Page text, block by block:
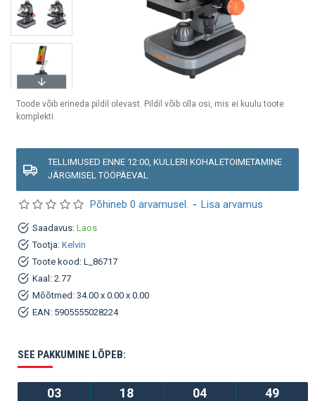
Toode võib erineda pildil olevast. Pildil võib olla osi, mis ei kuulu toote
komplekti.
TELLIMUSED ENNE 12:00, KULLERI KOHALETOIMETAMINE
JÄRGMISEL TÖÖPÄEVAL
Saadavus: Laos
Tootja: Kelvin
Toote kood: L_86717
Kaal: 2.77
Mõõtmed: 34.00 x 0.00 x 0.00
EAN: 5905555028224
Põhineb 0 arvamusel. - Lisa arvamus
SEE PAKKUMINE LÕPEB:
03 18 04 49